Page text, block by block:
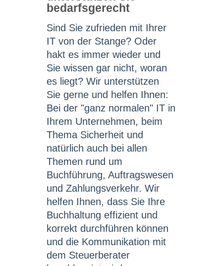
bedarfsgerecht
Sind Sie zufrieden mit Ihrer
IT von der Stange? Oder
hakt es immer wieder und
Sie wissen gar nicht, woran
es liegt? Wir unterstützen
Sie gerne und helfen Ihnen:
Bei der "ganz normalen" IT in
Ihrem Unternehmen, beim
Thema Sicherheit und
natürlich auch bei allen
Themen rund um
Buchführung, Auftragswesen
und Zahlungsverkehr. Wir
helfen Ihnen, dass Sie Ihre
Buchhaltung effizient und
korrekt durchführen können
und die Kommunikation mit
dem Steuerberater